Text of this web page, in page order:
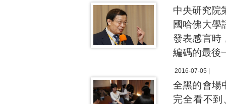
中央研究院
國哈佛大學
發表感言時
編碼的最後
2016-07-05 |
全黑的會場
完全看不